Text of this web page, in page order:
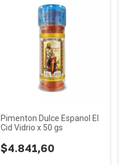
Pimenton Dulce Espanol El
Cid Vidrio x 50 gs
$4.841,60